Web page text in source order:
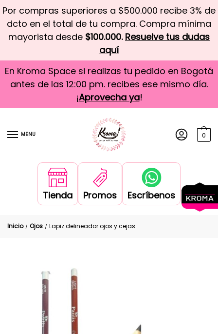
Por compras superiores a $500.000 recibe 3% de
dcto en el total de tu compra. Compra mínima
mayorista desde $100.000. Resuelve tus dudas
aquí
En Kroma Space si realizas tu pedido en Bogotá
antes de las 12:00 pm. recibes ese mismo día.
¡Aprovecha ya!
MENU 0
Tienda Promos Escríbenos
Inicio / Ojos / Lapiz delineador ojos y cejas